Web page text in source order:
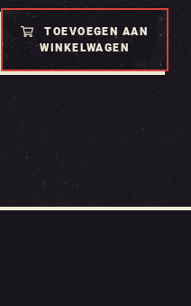
TOEVOEGEN AAN
WINKELWAGEN